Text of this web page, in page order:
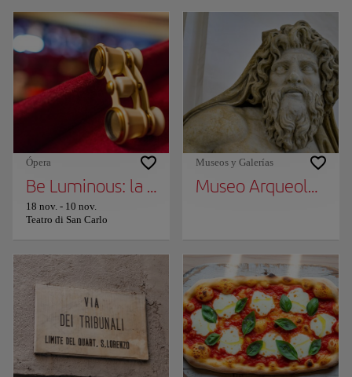
Ópera
Be Luminous: la temporada 2025/2026 del
18 nov. - 10 nov.
Teatro di San Carlo
Museos y Galerías
Museo